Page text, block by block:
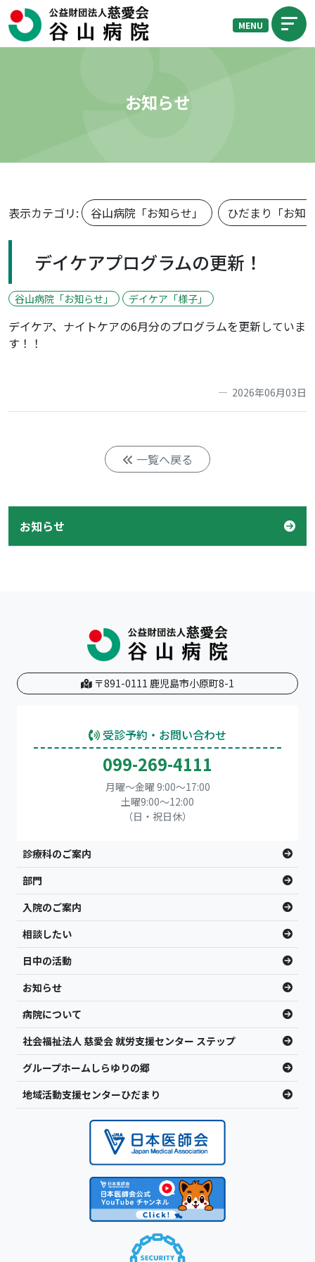
MENU
お知らせ
表示カテゴリ: 谷山病院「お知らせ」 ひだまり「お知
デイケアプログラムの更新！
谷山病院「お知らせ」 デイケア「様子」
デイケア、ナイトケアの6月分のプログラムを更新していま
す！！
2026年06月03日
一覧へ戻る
お知らせ
〒891-0111 鹿児島市小原町8-1
受診予約・お問い合わせ
099-269-4111
月曜～金曜 9:00～17:00
土曜9:00〜12:00
（日・祝日休）
診療科のご案内
部門
入院のご案内
相談したい
日中の活動
お知らせ
病院について
社会福祉法人 慈愛会 就労支援センター ステップ
グループホームしらゆりの郷
地域活動支援センターひだまり